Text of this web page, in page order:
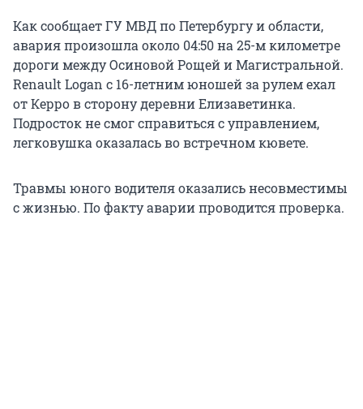
Как сообщает ГУ МВД по Петербургу и области,
авария произошла около 04:50 на 25-м километре
дороги между Осиновой Рощей и Магистральной.
Renault Logan с 16-летним юношей за рулем ехал
от Керро в сторону деревни Елизаветинка.
Подросток не смог справиться с управлением,
легковушка оказалась во встречном кювете.
Травмы юного водителя оказались несовместимы
с жизнью. По факту аварии проводится проверка.